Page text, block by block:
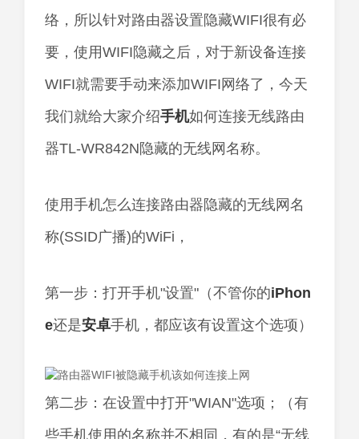
络，所以针对路由器设置隐藏WIFI很有必
要，使用WIFI隐藏之后，对于新设备连接
WIFI就需要手动来添加WIFI网络了，今天
我们就给大家介绍手机如何连接无线路由
器TL-WR842N隐藏的无线网名称。
使用手机怎么连接路由器隐藏的无线网名
称(SSID广播)的WiFi，
第一步：打开手机"设置"（不管你的iPhon
e还是安卓手机，都应该有设置这个选项）
第二步：在设置中打开"WIAN"选项；（有
些手机使用的名称并不相同，有的是“无线